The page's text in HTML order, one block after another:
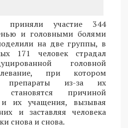
приняли участие 344
и головными болями
на две группы, в
171 человек страдал
головной
при котором
препараты из-за их
становятся причиной
их учащения, вызывая
и заставляя человека
снова и снова.